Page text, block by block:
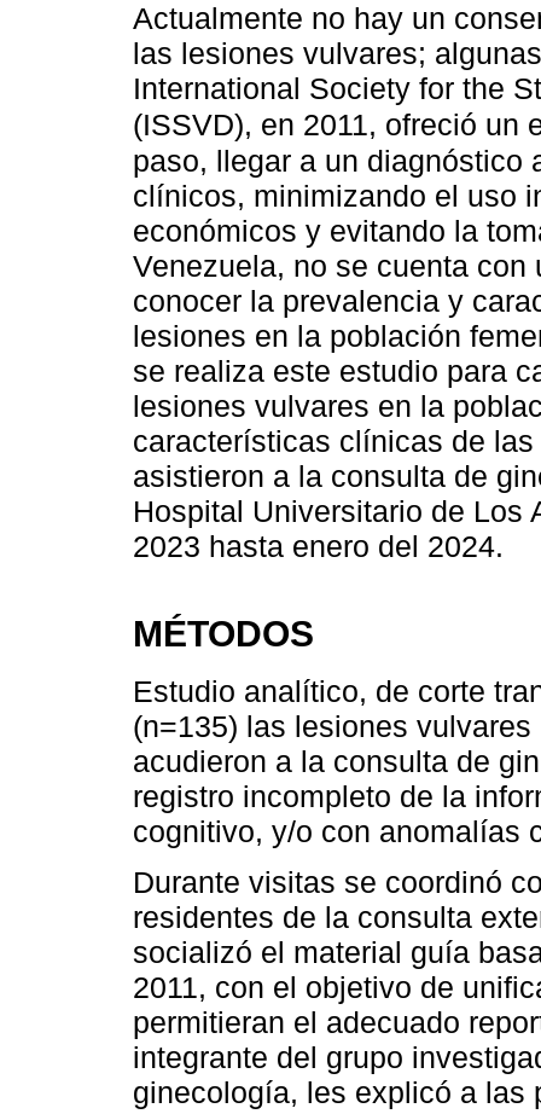
Actualmente no hay un
las lesiones vulvares;
International Society for the
(ISSVD), en 2011, ofreció un
paso, llegar a un diagnóstico
clínicos, minimizando el uso
económicos y evitando la
Venezuela, no se cuenta
conocer la prevalencia y
lesiones en la población
se realiza este estudio para
lesiones vulvares en la
características clínicas de
asistieron a la consulta de
Hospital Universitario de Los
2023 hasta enero del 2024.
MÉTODOS
Estudio analítico, de corte
(n=135) las lesiones
acudieron a la consulta de
registro incompleto de la
cognitivo, y/o con anomalías
Durante visitas se coordinó
residentes de la consulta
socializó el material guía
2011, con el objetivo de
permitieran el adecuado
integrante del grupo
ginecología, les explicó a las